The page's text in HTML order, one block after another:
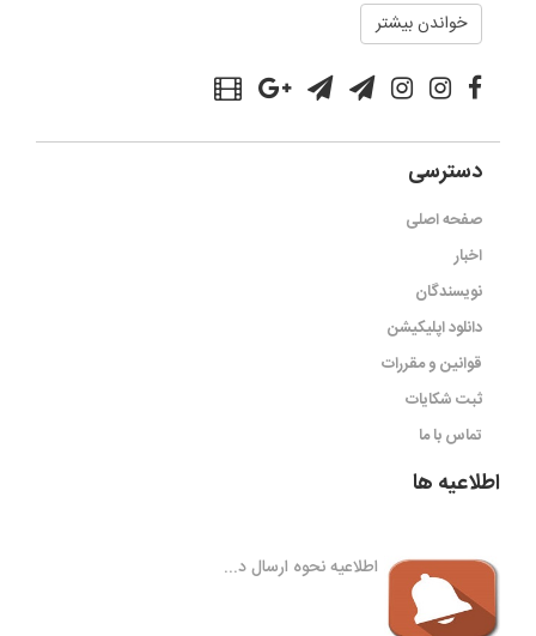
خواندن بیشتر
دسترسی
صفحه اصلی
اخبار
نویسندگان
دانلود اپلیکیشن
قوانین و مقررات
ثبت شکایات
تماس با ما
اطلاعیه ها
اطلاعیه نحوه ارسال د...